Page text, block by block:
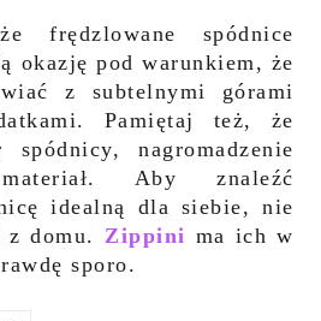
frędzlowane spódnice
okazję pod warunkiem, że
z subtelnymi górami
Pamiętaj też, że
nagromadzenie
Aby znaleźć
idealną dla siebie, nie
z domu.Zippini ma ich w
sporo.